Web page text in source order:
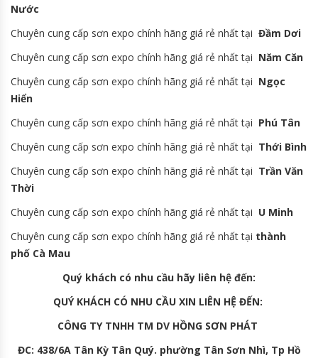
Nước
Chuyên cung cấp sơn expo chính hãng giá rẻ nhất tại Đầm Dơi
Chuyên cung cấp sơn expo chính hãng giá rẻ nhất tại Năm Căn
Chuyên cung cấp sơn expo chính hãng giá rẻ nhất tại Ngọc
Hiển
Chuyên cung cấp sơn expo chính hãng giá rẻ nhất tại Phú Tân
Chuyên cung cấp sơn expo chính hãng giá rẻ nhất tại Thới Bình
Chuyên cung cấp sơn expo chính hãng giá rẻ nhất tại Trần Văn
Thời
Chuyên cung cấp sơn expo chính hãng giá rẻ nhất tại U Minh
Chuyên cung cấp sơn expo chính hãng giá rẻ nhất tại thành
phố Cà Mau
Quý khách có nhu cầu hãy liên hệ đến:
QUÝ KHÁCH CÓ NHU CẦU XIN LIÊN HỆ ĐẾN:
CÔNG TY TNHH TM DV HỒNG SƠN PHÁT
ĐC: 438/6A Tân Kỳ Tân Quý. phường Tân Sơn Nhì, Tp Hồ